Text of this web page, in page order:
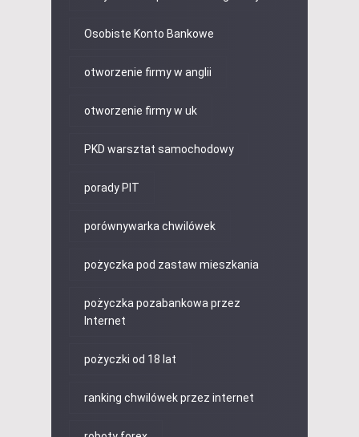
Osobiste Konto Bankowe
otworzenie firmy w anglii
otworzenie firmy w uk
PKD warsztat samochodowy
porady PIT
porównywarka chwilówek
pożyczka pod zastaw mieszkania
pożyczka pozabankowa przez
Internet
pożyczki od 18 lat
ranking chwilówek przez internet